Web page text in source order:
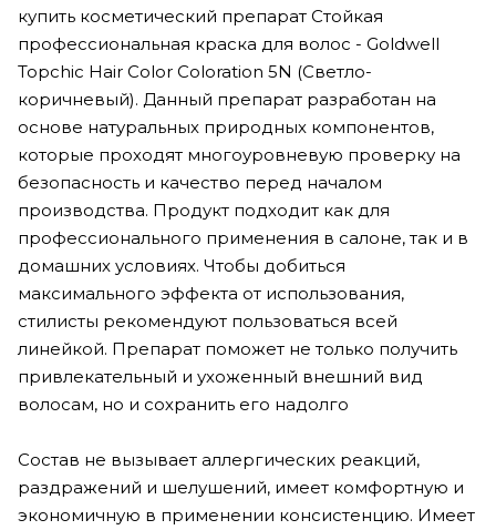
купить косметический препарат Стойкая
профессиональная краска для волос - Goldwell
Topchic Hair Color Coloration 5N (Светло-
коричневый). Данный препарат разработан на
основе натуральных природных компонентов,
которые проходят многоуровневую проверку на
безопасность и качество перед началом
производства. Продукт подходит как для
профессионального применения в салоне, так и в
домашних условиях. Чтобы добиться
максимального эффекта от использования,
стилисты рекомендуют пользоваться всей
линейкой. Препарат поможет не только получить
привлекательный и ухоженный внешний вид
волосам, но и сохранить его надолго
Состав не вызывает аллергических реакций,
раздражений и шелушений, имеет комфортную и
экономичную в применении консистенцию. Имеет